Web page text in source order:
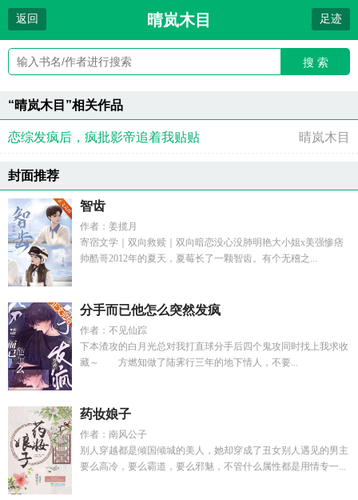
返回 晴岚木目 足迹
搜 索
“晴岚木目”相关作品
恋综发疯后，疯批影帝追着我贴贴 晴岚木目
封面推荐
智齿
作者：姜揽月
寄宿文学｜双向救赎｜双向暗恋没心没肺明艳大小姐x美强惨痞
帅酷哥2012年的夏天，夏莓长了一颗智齿。有个无稽之...
分手而已他怎么突然发疯
作者：不见仙踪
下本渣攻的白月光总对我打直球分手后四个鬼攻同时找上我求收
藏～ 方燃知做了陆霁行三年的地下情人，不要...
药妆娘子
作者：南风公子
别人穿越都是倾国倾城的美人，她却穿成了丑女别人遇见的男主
要么高冷，要么霸道，要么邪魅，不管什么属性都是用情专一...